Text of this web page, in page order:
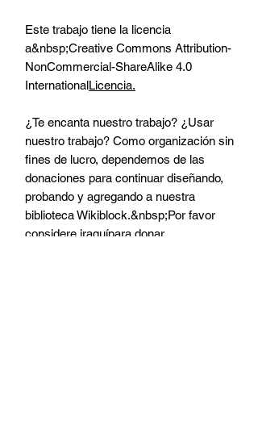
Este trabajo tiene la licencia
a&nbsp;Creative Commons Attribution-
NonCommercial-ShareAlike 4.0
InternationalLicencia.
¿Te encanta nuestro trabajo? ¿Usar
nuestro trabajo? Como organización sin
fines de lucro, dependemos de las
donaciones para continuar diseñando,
probando y agregando a nuestra
biblioteca Wikiblock.&nbsp;Por favor
considere iraquípara donar.